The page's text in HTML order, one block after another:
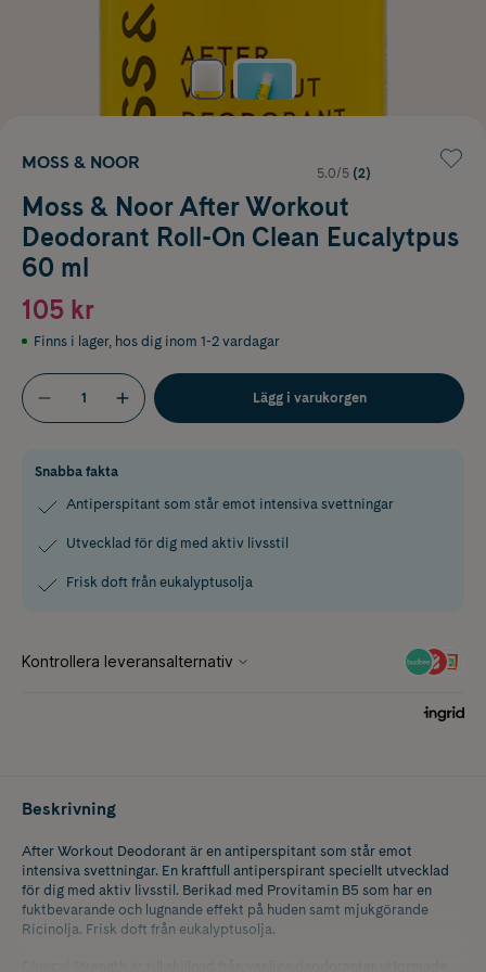
MOSS & NOOR
5.0/5 (2)
Moss & Noor After Workout
Deodorant Roll-On Clean Eucalytpus
60 ml
105 kr
Finns i lager, hos dig inom 1-2 vardagar
Lägg i varukorgen
Snabba fakta
Antiperspitant som står emot intensiva svettningar
Utvecklad för dig med aktiv livsstil
Frisk doft från eukalyptusolja
Beskrivning
After Workout Deodorant är en antiperspitant som står emot
intensiva svettningar. En kraftfull antiperspirant speciellt utvecklad
för dig med aktiv livsstil. Berikad med Provitamin B5 som har en
fuktbevarande och lugnande effekt på huden samt mjukgörande
Ricinolja. Frisk doft från eukalyptusolja.